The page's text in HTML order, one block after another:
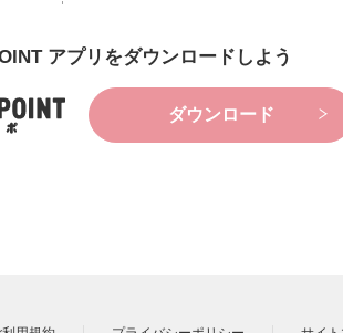
アプリをダウンロードしよう
ダウンロード